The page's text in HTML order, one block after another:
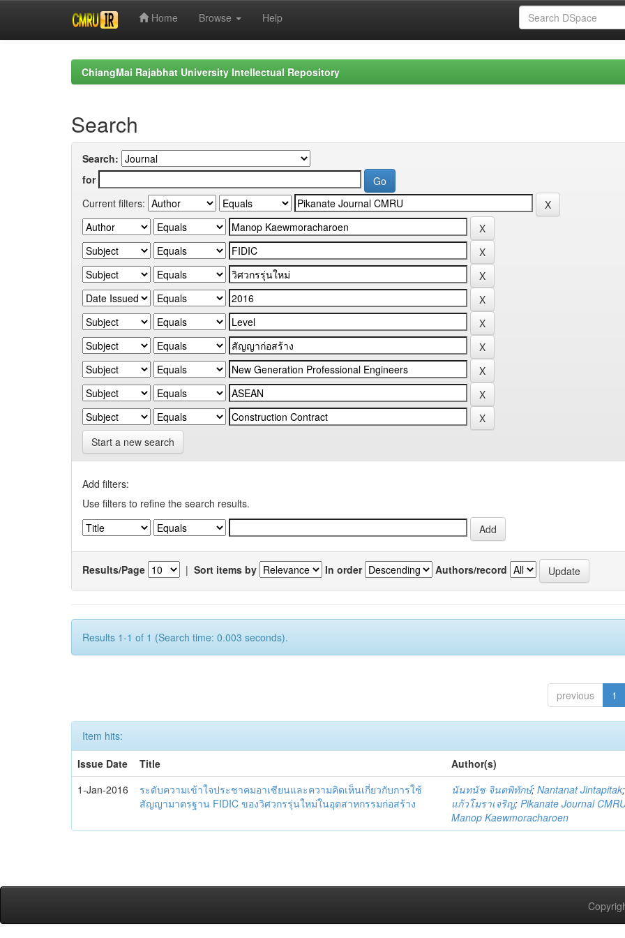
Home Browse Help
ChiangMai Rajabhat University Intellectual Repository
Search
Search:
for
Current filters:
Start a new search
Add filters:
Use filters to refine the search results.
Results/Page | Sort items by In order Authors/record
Results 1-1 of 1 (Search time: 0.003 seconds).
previous 1
Item hits:
Issue Date
Title
Author(s)
1-Jan-2016
ระดับความเข้าใจประชาคมอาเซียนและความคิดเห็นเกี่ยวกับการใช้
สัญญามาตรฐาน FIDIC ของวิศวกรรุ่นใหม่ในอุตสาหกรรมก่อสร้าง
นันทนัช จินตพิทักษ์;Nantanat Jintapitak;
แก้วโมราเจริญ;Pikanate Journal
Manop Kaewmoracharoen